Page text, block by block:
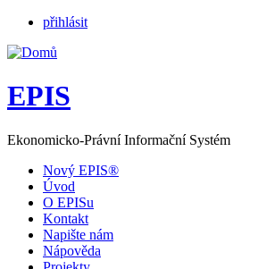
přihlásit
EPIS
Ekonomicko-Právní Informační Systém
Nový EPIS®
Úvod
O EPISu
Kontakt
Napište nám
Nápověda